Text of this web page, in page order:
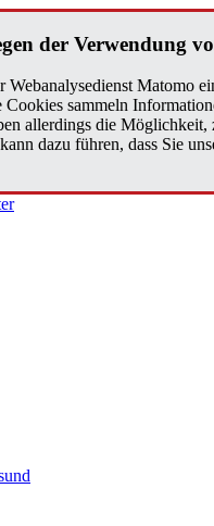
der Ver­wen­dung
Matomo
sammeln
allerdings die
dazu führen, dass Sie